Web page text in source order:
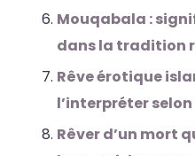
Mouqabala :
dans la tradition
Rêve érotique
l’interpréter
Rêver d’un mort